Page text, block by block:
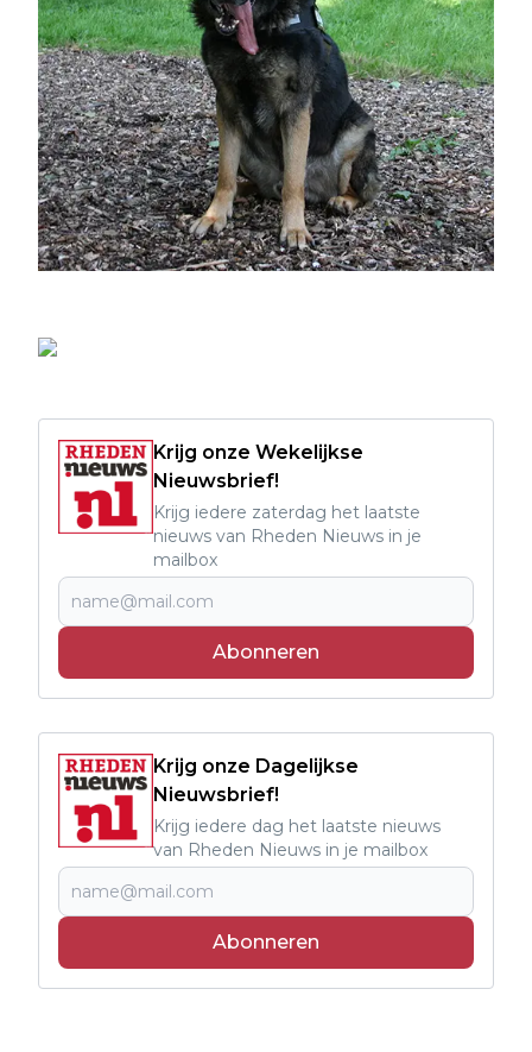
Krijg onze Wekelijkse
Nieuwsbrief!
Krijg iedere zaterdag het laatste
nieuws van Rheden Nieuws in je
mailbox
Abonneren
Krijg onze Dagelijkse
Nieuwsbrief!
Krijg iedere dag het laatste nieuws
van Rheden Nieuws in je mailbox
Abonneren